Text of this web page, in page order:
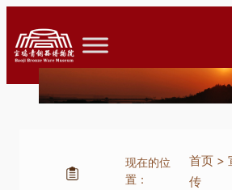
至
内
现在的位
置：
首页>
传